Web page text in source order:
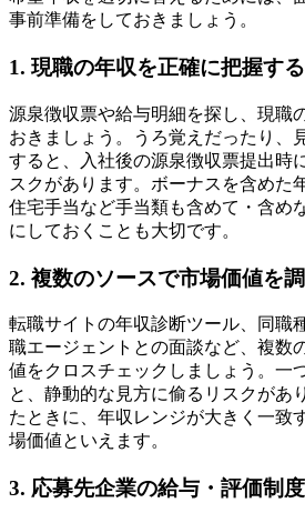
事前準備をしておきましょう。
1. 現職の年収を正確に把握する
源泉徴収票や給与明細を探し、現職
おきましょう。うろ覚えだったり、
すると、入社後の源泉徴収票提出時
スクがあります。ボーナスを含めた
住宅手当など手当類も含めて・含め
にしておくことも大切です。
2. 複数のソースで市場価値を
転職サイトの年収診断ツール、同職
職エージェントとの面談など、複数
値をクロスチェックしましょう。一
と、静動的な見方に偷るリスクがあ
たときに、年収レンジが大きく一致
場価値といえます。
3. 応募先企業の給与・評価制